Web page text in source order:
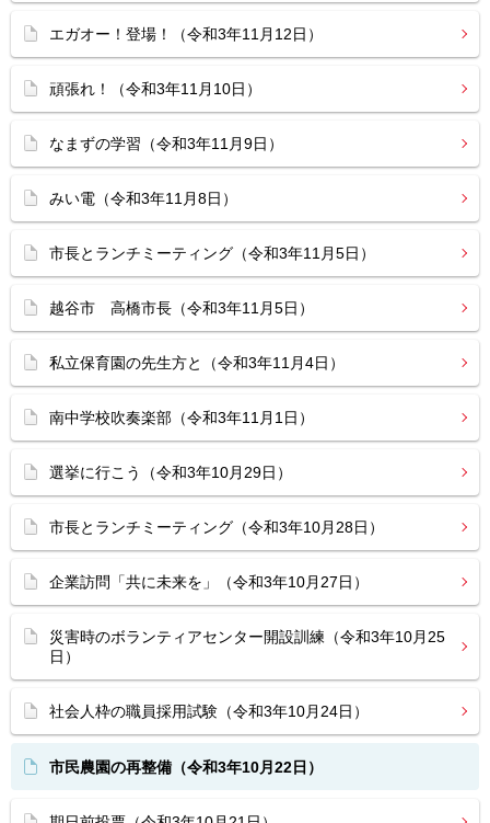
エガオー！登場！（令和3年11月12日）
頑張れ！（令和3年11月10日）
なまずの学習（令和3年11月9日）
みい電（令和3年11月8日）
市長とランチミーティング（令和3年11月5日）
越谷市 高橋市長（令和3年11月5日）
私立保育園の先生方と（令和3年11月4日）
南中学校吹奏楽部（令和3年11月1日）
選挙に行こう（令和3年10月29日）
市長とランチミーティング（令和3年10月28日）
企業訪問「共に未来を」（令和3年10月27日）
災害時のボランティアセンター開設訓練（令和3年10月25
日）
社会人枠の職員採用試験（令和3年10月24日）
市民農園の再整備（令和3年10月22日）